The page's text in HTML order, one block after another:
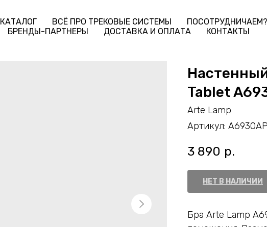
КАТАЛОГ ВСЁ ПРО ТРЕКОВЫЕ СИСТЕМЫ
БРЕНДЫ-ПАРТНЕРЫ
ДОСТАВКА И ОПЛАТА КОНТАКТЫ
Tablet
Arte Lamp
Артикул:
3 890 р.
НЕТ В НАЛИЧИИ
Бра Arte Lamp